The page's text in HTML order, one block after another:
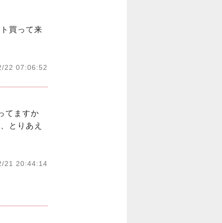
買って来
22 07:06:52
てますか
とりあえ
21 20:44:14